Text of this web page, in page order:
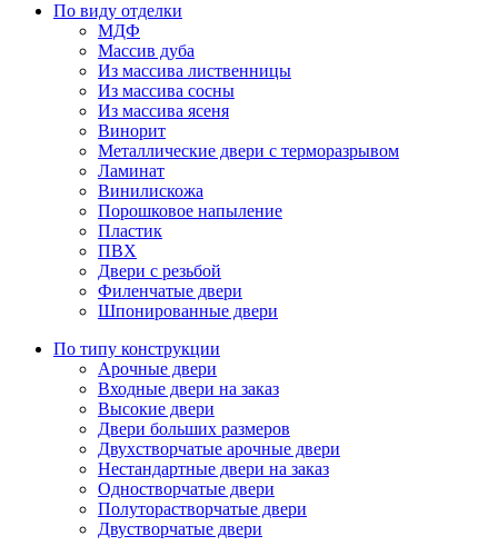
По виду отделки
МДФ
Массив дуба
Из массива лиственницы
Из массива сосны
Из массива ясеня
Винорит
Металлические двери с терморазрывом
Ламинат
Винилискожа
Порошковое напыление
Пластик
ПВХ
Двери с резьбой
Филенчатые двери
Шпонированные двери
По типу конструкции
Арочные двери
Входные двери на заказ
Высокие двери
Двери больших размеров
Двухстворчатые арочные двери
Нестандартные двери на заказ
Одностворчатые двери
Полуторастворчатые двери
Двустворчатые двери